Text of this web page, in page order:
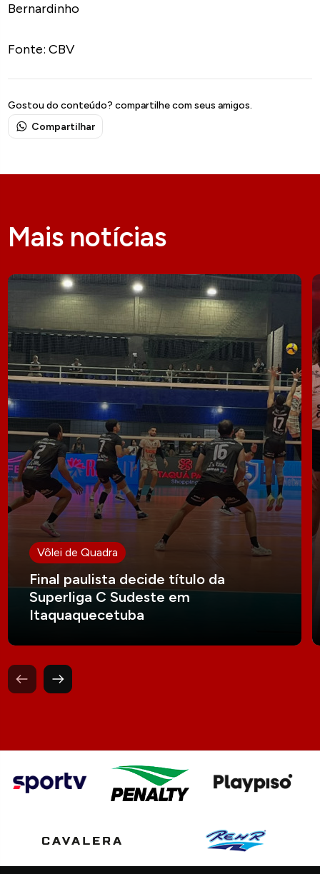
Bernardinho
Fonte: CBV
Gostou do conteúdo? compartilhe com seus amigos.
Compartilhar
Mais notícias
Vôlei de Quadra
Final paulista decide título da
Superliga C Sudeste em
Itaquaquecetuba